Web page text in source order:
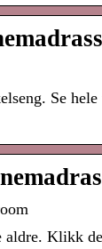
Se
aldre. Klikk